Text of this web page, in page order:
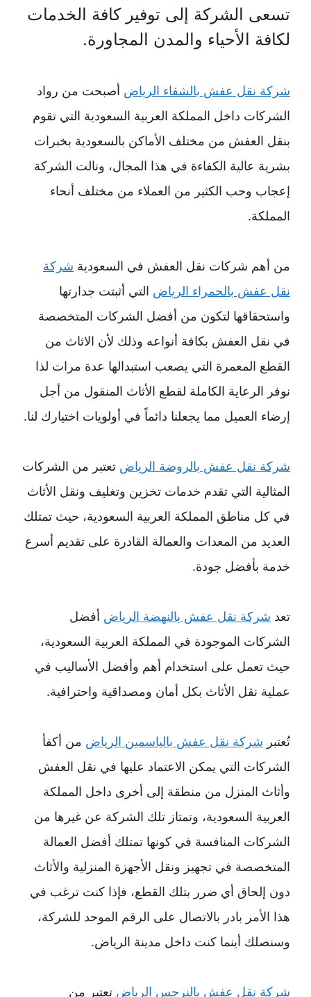
تسعى الشركة إلى توفير كافة الخدمات
لكافة الأحياء والمدن المجاورة.
شركة نقل عفش بالشفاء الرياض أصبحت من رواد
الشركات داخل المملكة العربية السعودية التي تقوم
بنقل العفش من مختلف الأماكن بالسعودية بخبرات
بشرية عالية الكفاءة في هذا المجال، ونالت الشركة
إعجاب وحب الكثير من العملاء من مختلف أنحاء
المملكة.
من أهم شركات نقل العفش في السعودية شركة
نقل عفش بالحمراء الرياض التي أثبتت جدارتها
واستحقاقها لتكون من أفضل الشركات المتخصصة
في نقل العفش بكافة أنواعه وذلك لأن الاثاث من
القطع المعمرة التي يصعب استبدالها عدة مرات لذا
نوفر الرعاية الكاملة لقطع الأثاث المنقول من أجل
إرضاء العميل مما يجعلنا دائماً في أولويات اختيارك لنا.
شركة نقل عفش بالروضة الرياض تعتبر من الشركات
المثالية التي تقدم خدمات تخزين وتغليف ونقل الأثاث
في كل مناطق المملكة العربية السعودية، حيث تمتلك
العديد من المعدات والعمالة القادرة على تقديم أسرع
خدمة بأفضل جودة.
تعد شركة نقل عفش بالنهضة الرياض أفضل
الشركات الموجودة في المملكة العربية السعودية،
حيث تعمل على استخدام أهم وأفضل الأساليب في
عملية نقل الأثاث بكل أمان ومصداقية واحترافية.
تُعتبر شركة نقل عفش بالياسمين الرياض من أكفأ
الشركات التي يمكن الاعتماد عليها في نقل العفش
وأثاث المنزل من منطقة إلى أخرى داخل المملكة
العربية السعودية، وتمتاز تلك الشركة عن غيرها من
الشركات المنافسة في كونها تمتلك أفضل العمالة
المتخصصة في تجهيز ونقل الأجهزة المنزلية والأثاث
دون إلحاق أي ضرر بتلك القطع، فإذا كنت ترغب في
هذا الأمر بادر بالاتصال على الرقم الموحد للشركة،
وسنصلك أينما كنت داخل مدينة الرياض.
شركة نقل عفش بالنرجس الرياض تعتبر من